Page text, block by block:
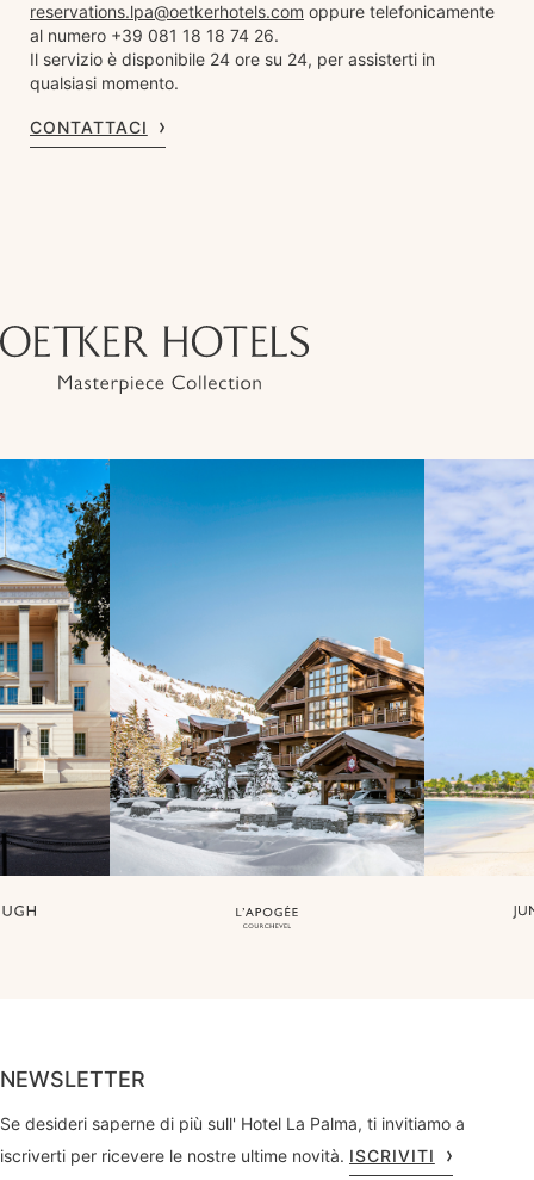
reservations.lpa@oetkerhotels.com oppure telefonicamente
al numero +39 081 18 18 74 26.
Il servizio è disponibile 24 ore su 24, per assisterti in
qualsiasi momento.
CONTATTACI
NEWSLETTER
Se desideri saperne di più sull' Hotel La Palma, ti invitiamo a
iscriverti per ricevere le nostre ultime novità. ISCRIVITI